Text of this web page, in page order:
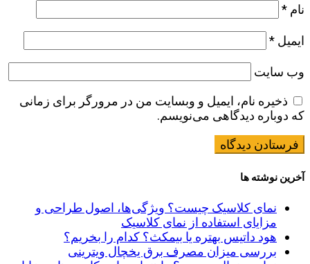
نام *
ایمیل *
وب‌ سایت
ذخیره نام، ایمیل و وبسایت من در مرورگر برای زمانی
که دوباره دیدگاهی می‌نویسم.
آخرین نوشته ها
نمای کلاسیک چیست؟ ویژگی‌ها، اصول طراحی و
مزایای استفاده از نمای کلاسیک
هود داتیس بهتره یا بیمکث؟ کدام را بخریم؟
بررسی میزان مصرف برق یخچال ویترینی